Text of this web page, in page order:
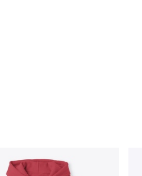
Ga naar winkelwagen